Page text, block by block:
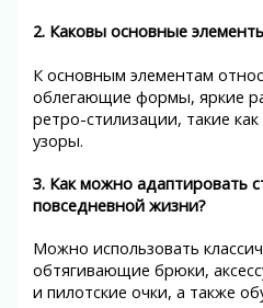
2. Каковы основные
К основным элементам
облегающие формы, яркие
ретро-стилизации, такие
узоры.
3. Как можно адаптировать
повседневной жизни?
Можно использовать
обтягивающие брюки,
и пилотские очки, а также